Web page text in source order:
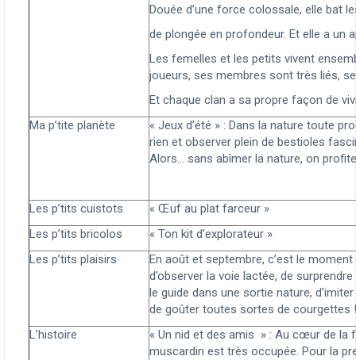
Douée d’une force colossale, elle bat
de plongée en profondeur. Et elle a un
Les femelles et les petits vivent
joueurs, ses membres sont très liés,
Et chaque clan a sa propre façon de
Ma p’tite planète
« Jeux d’été » : Dans la nature toute
rien et observer plein de bestioles
Alors… sans abîmer la nature, on
Les p’tits cuistots
« Œuf au plat farceur »
Les p’tits bricolos
« Ton kit d’explorateur »
Les p’tits plaisirs
En août et septembre, c’est le
d’observer la voie lactée, de
le guide dans une sortie nature,
de goûter toutes sortes de courgettes !
L’histoire
« Un nid et des amis » : Au cœur de la
muscardin est très occupée. Pour la